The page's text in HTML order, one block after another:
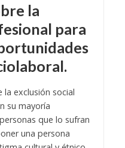
la
para
exclusión social
su mayoría
que lo sufran
una persona